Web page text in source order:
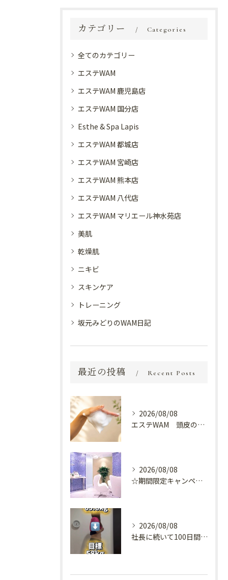
カテゴリー Categories
全てのカテゴリー
エステWAM
エステWAM 鹿児島店
エステWAM 国分店
Esthe & Spa Lapis
エステWAM 都城店
エステWAM 宮崎店
エステWAM 熊本店
エステWAM 八代店
エステWAM マリエール神水苑店
美肌
乾燥肌
ニキビ
スキンケア
トレーニング
坂元みどりのWAM日記
最近の投稿 Recent Posts
2026/08/08
エステWAM 頭皮の健康
2026/08/08
☆期間限定キャンペーン開催中☆
2026/08/08
社長に続いて100日間ダイエット！？😳